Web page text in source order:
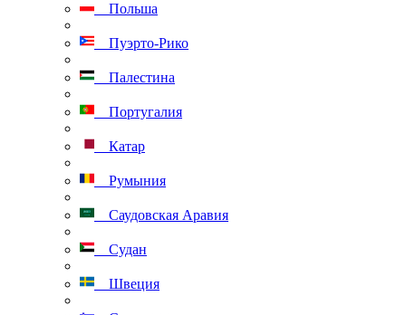
Польша
Пуэрто-Рико
Палестина
Португалия
Катар
Румыния
Саудовская Аравия
Судан
Швеция